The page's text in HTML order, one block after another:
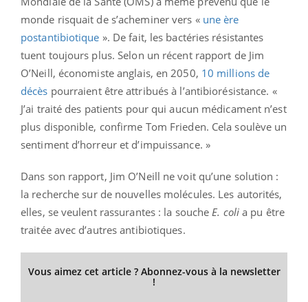
monde risquait de s’acheminer vers « une ère
postantibiotique ». De fait, les bactéries résistantes
tuent toujours plus. Selon un récent rapport de Jim
O’Neill, économiste anglais, en 2050, 10 millions de
décès pourraient être attribués à l’antibiorésistance. «
J’ai traité des patients pour qui aucun médicament n’est
plus disponible, confirme Tom Frieden. Cela soulève un
sentiment d’horreur et d’impuissance. »
Dans son rapport, Jim O’Neill ne voit qu’une solution :
la recherche sur de nouvelles molécules. Les autorités,
elles, se veulent rassurantes : la soucheE. colia pu être
traitée avec d’autres antibiotiques.
Vous aimez cet article ? Abonnez-vous à la newsletter
!